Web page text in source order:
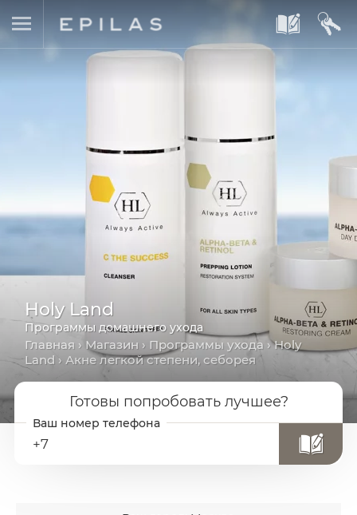
A B
Holy Land
Программы домашнего ухода
Главная › Магазин › Программы ухода ›Holy
Land › Акне легкой степени, себорея
Готовы попробовать лучшее?
+7